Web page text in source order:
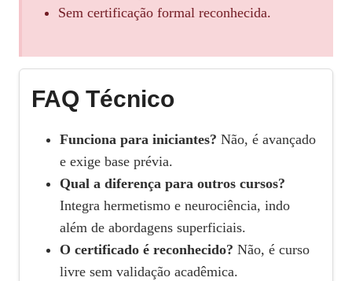
Sem certificação formal reconhecida.
FAQ Técnico
Funciona para iniciantes? Não, é avançado
e exige base prévia.
Qual a diferença para outros cursos?
Integra hermetismo e neurociência, indo
além de abordagens superficiais.
O certificado é reconhecido? Não, é curso
livre sem validação acadêmica.